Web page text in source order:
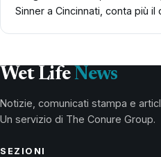
Sinner a Cincinnati, conta più il
Wet Life News
Notizie, comunicati stampa e
Un servizio di The Conure Group.
SEZIONI